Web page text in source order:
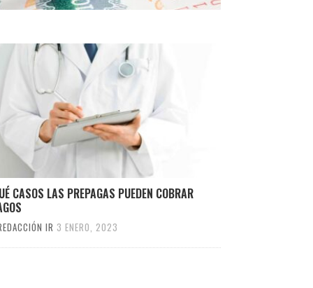
CASOS LAS PREPAGAS PUEDEN COBRAR
IR 3 ENERO, 2023